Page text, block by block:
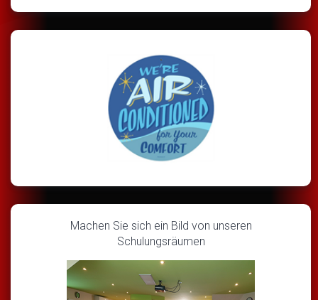
Machen Sie sich ein Bild von unseren
Schulungsräumen